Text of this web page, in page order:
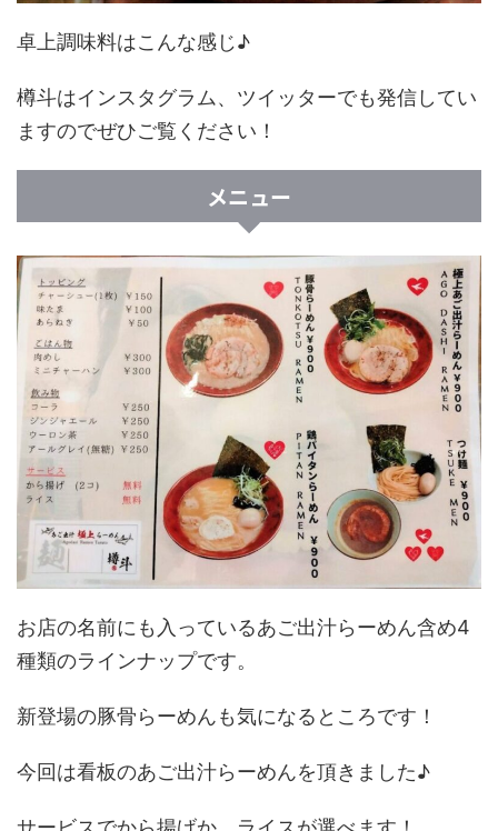
卓上調味料はこんな感じ♪
樽斗はインスタグラム、ツイッターでも発信してい
ますのでぜひご覧ください！
メニュー
お店の名前にも入っているあご出汁らーめん含め4
種類のラインナップです。
新登場の豚骨らーめんも気になるところです！
今回は看板のあご出汁らーめんを頂きました♪